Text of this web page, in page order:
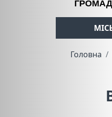
Головна